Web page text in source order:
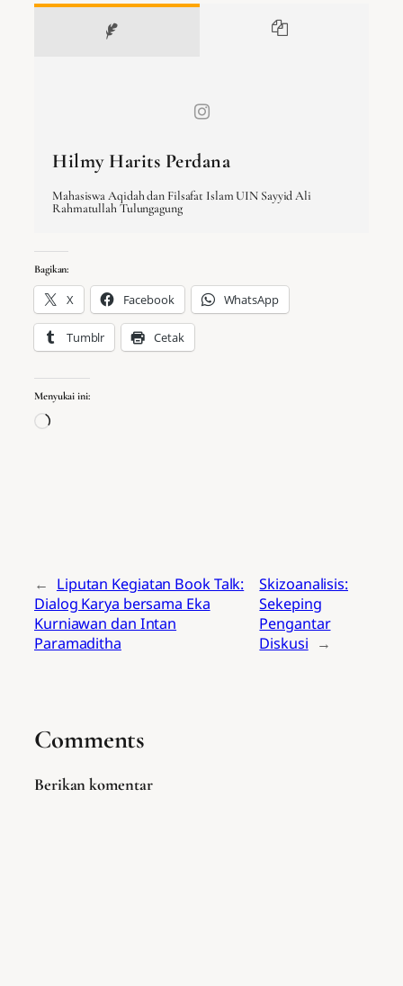
Hilmy Harits Perdana
Mahasiswa Aqidah dan Filsafat Islam UIN Sayyid Ali
Rahmatullah Tulungagung
Bagikan:
X Facebook WhatsApp
Tumblr Cetak
Menyukai ini:
Memuat...
← Liputan Kegiatan Book Talk:
Dialog Karya bersama Eka
Kurniawan dan Intan
Paramaditha
Skizoanalisis:
Sekeping
Pengantar
Diskusi →
Comments
Berikan komentar